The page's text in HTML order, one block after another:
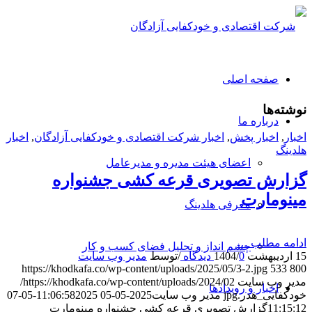
صفحه اصلی
درباره ما
اعضای هیئت مدیره و مدیرعامل
معرفی هلدینگ
چشم انداز و تحلیل فضای کسب و کار
اخبار و رویدادها
نوشته‌ها
اخبار , اخبار پخش, اخبار شرکت اقتصادی و خودکفایی آزادگان, اخبار
هلدینگ
گزارش تصویری قرعه کشی جشنواره
مینومارت
ادامه مطلب …
15 اردیبهشت 1404
/0 دیدگاه /توسط مدیر وب سایت
https://khodkafa.co/wp-content/uploads/2025/05/3-2.jpg 533 800
مدیر وب سایت
https://khodkafa.co/wp-content/uploads/2024/02/
خودکفایی_هدر.jpg
مدیر وب سایت2025-05-05 11:06:58
2025-05-07
11:15:12گزارش تصویری قرعه کشی جشنواره مینومارت